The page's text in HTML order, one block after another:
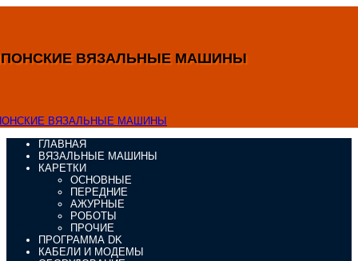
ВЯЗАЛЬНЫЕ МАШИНЫ
ГЛАВНАЯ
ВЯЗАЛЬНЫЕ МАШИНЫ
КАРЕТКИ
ОСНОВНЫЕ
ПЕРЕДНИЕ
АЖУРНЫЕ
РОБОТЫ
ПРОЧИЕ
ПРОГРАММА DK
КАБЕЛИ И МОДЕМЫ